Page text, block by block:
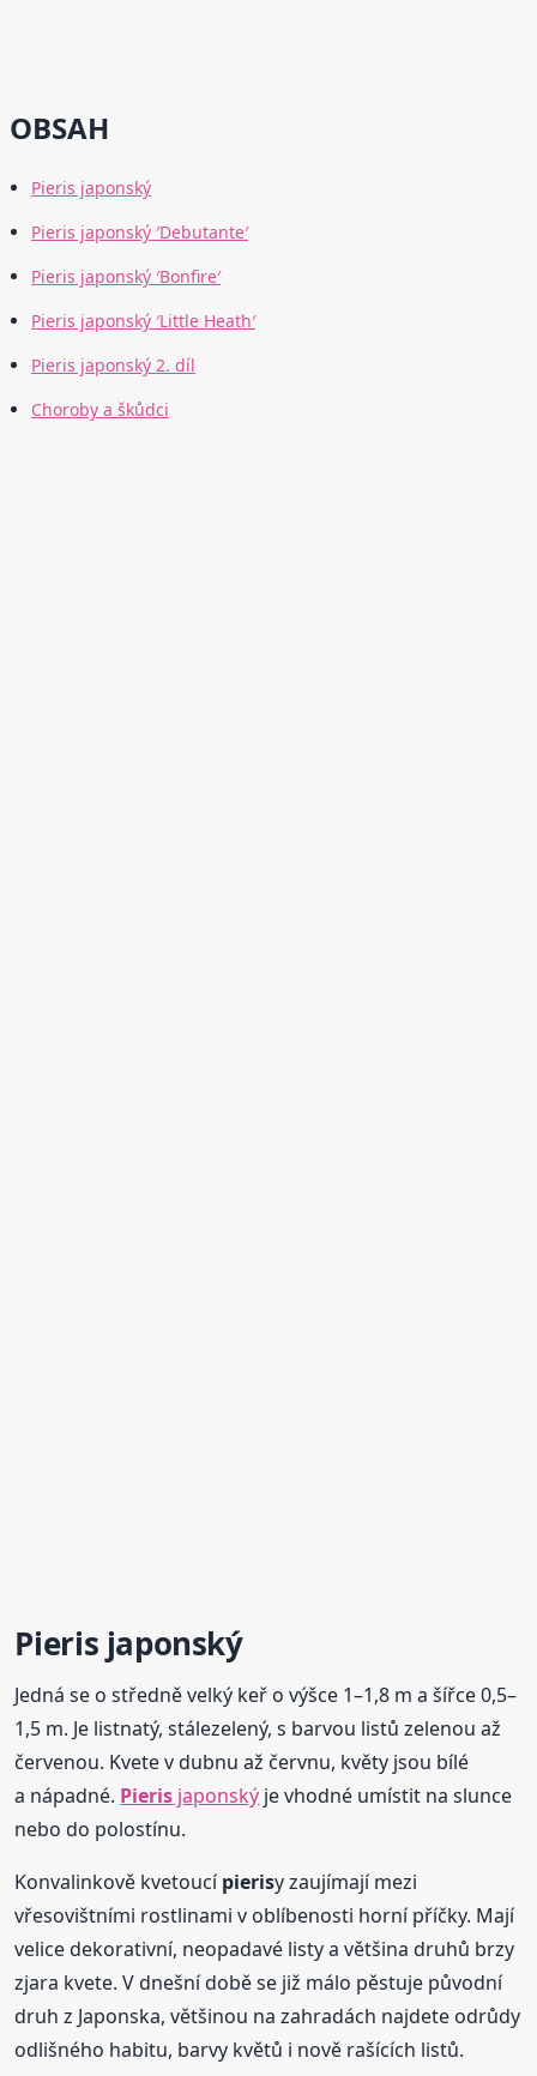
OBSAH
Pieris japonský
Pieris japonský ′Debutante′
Pieris japonský ′Bonfire′
Pieris japonský ′Little Heath′
Pieris japonský 2. díl
Choroby a škůdci
Pieris japonský
Jedná se o středně velký keř o výšce 1–1,8 m a šířce 0,5–
1,5 m. Je listnatý, stálezelený, s barvou listů zelenou až
červenou. Kvete v dubnu až červnu, květy jsou bílé
a nápadné. Pieris japonský je vhodné umístit na slunce
nebo do polostínu.
Konvalinkově kvetoucípierisy zaujímají mezi
vřesovištními rostlinami v oblíbenosti horní příčky. Mají
velice dekorativní, neopadavé listy a většina druhů brzy
zjara kvete. V dnešní době se již málo pěstuje původní
druh z Japonska, většinou na zahradách najdete odrůdy
odlišného habitu, barvy květů i nově rašících listů.